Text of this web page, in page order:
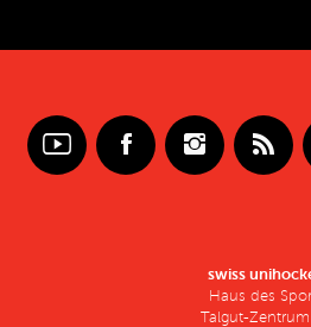
swiss
Haus des
Talgut-